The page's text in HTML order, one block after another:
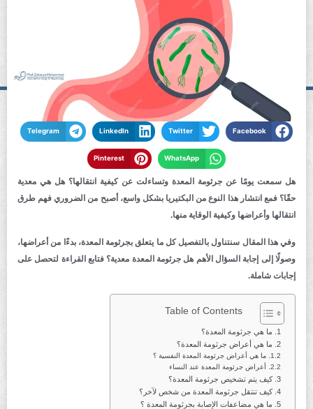
Facebook
Twitter
LinkedIn
Telegram
WhatsApp
Pinterest
هل سمعت يومًا عن جرثومة المعدة وتساءلت عن كيفية انتقالها؟ هل هي معدية
حقًا؟ فمع انتشار هذا النوع من البكتيريا بشكل واسع، أصبح من الضروري فهم طرق
انتقالها وأعراضها وكيفية الوقاية منها.
وفي هذا المقال سنتناول بالتفصيل كل ما يتعلق بجرثومة المعدة، بدءًا من أعراضها،
وصولًا إلى إجابة السؤال الأهم هل جرثومة المعدة معدية؟ فتابع القراءة لتحصل على
إجابات شاملة.
Table of Contents
ما هي جرثومة المعدة؟
ما هي أعراض جرثومة المعدة؟
ما هي أعراض جرثومة المعدة النفسية ؟
أعراض جرثومة المعدة عند النساء
كيف يتم تشخيص جرثومة المعدة؟
كيف تنتقل جرثومة المعدة من شخص لآخر؟
ما هي مضاعفات الإصابة بجرثومة المعدة ؟